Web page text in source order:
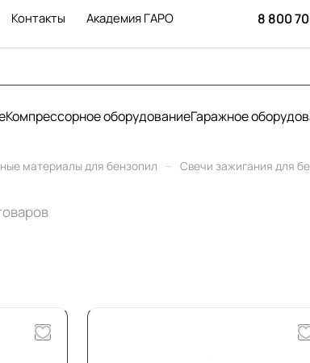
Контакты Академия ГАРО 8 800
Компрессорное оборудованиеГаражное
материалы для бензопил – Свечи зажигания для